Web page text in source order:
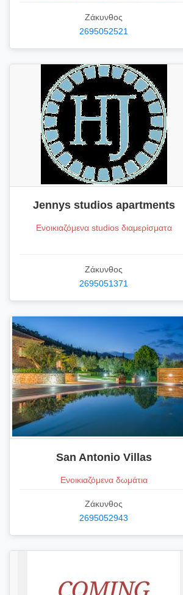
Ζάκυνθος
2695052521
Jennys studios apartments
Ενοικιαζόμενα studios διαμερίσματα
Ζάκυνθος
2695051371
San Antonio Villas
Ενοικιαζόμενα δωμάτια
Ζάκυνθος
2695052943